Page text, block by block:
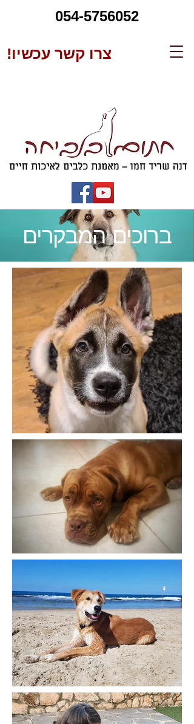
צרו קשר עכשיו!
054-5756052
ברוכים המבקרים